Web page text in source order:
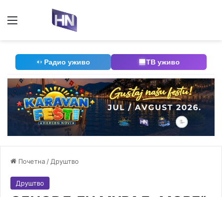
Мени
Радио уживо ТВ уживо
Почетна / Друштво
Друштво